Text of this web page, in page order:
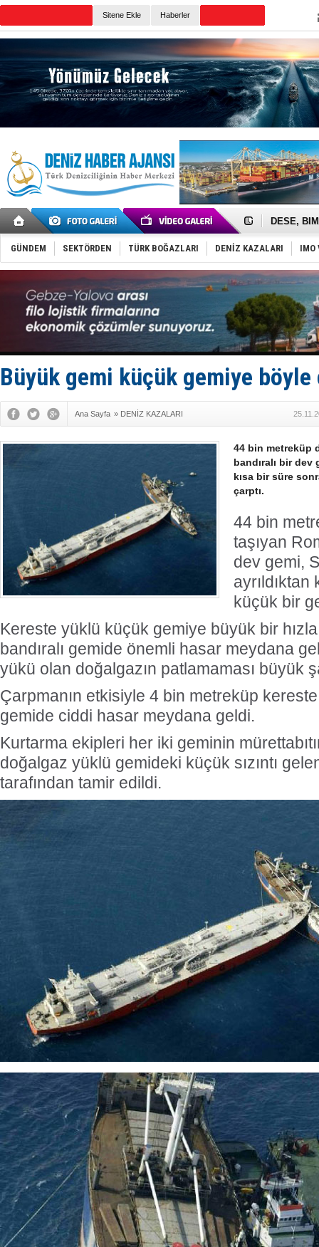
Sitene Ekle Haberler
İngiliz
DESE,
35 milyon
İnsansız
Yüzyıl
Anadolu
Derince,
Tüpraş,
İTU AUV,
LNG
PROYAD,
Türk
GÜNDEM SEKTÖRDEN TÜRK BOĞAZLARI DENİZ KAZALARI IMO
Büyük gemi küçük gemiye böyle
Ana Sayfa » DENİZ KAZALARI
44 bin metreküp
bandıralı bir dev
kısa bir süre
çarptı.
44 bin
taşıyan
dev gemi,
küçük bir
Kereste yüklü küçük gemiye büyük bir
bandıralı gemide önemli hasar meydana
yükü olan doğalgazın patlamaması büyük
Çarpmanın etkisiyle 4 bin metreküp
gemide ciddi hasar meydana geldi.
Kurtarma ekipleri her iki geminin
doğalgaz yüklü gemideki küçük sızıntı
tarafından tamir edildi.